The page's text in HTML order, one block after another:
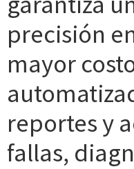
precisión
mayor
reportes y
fallas,